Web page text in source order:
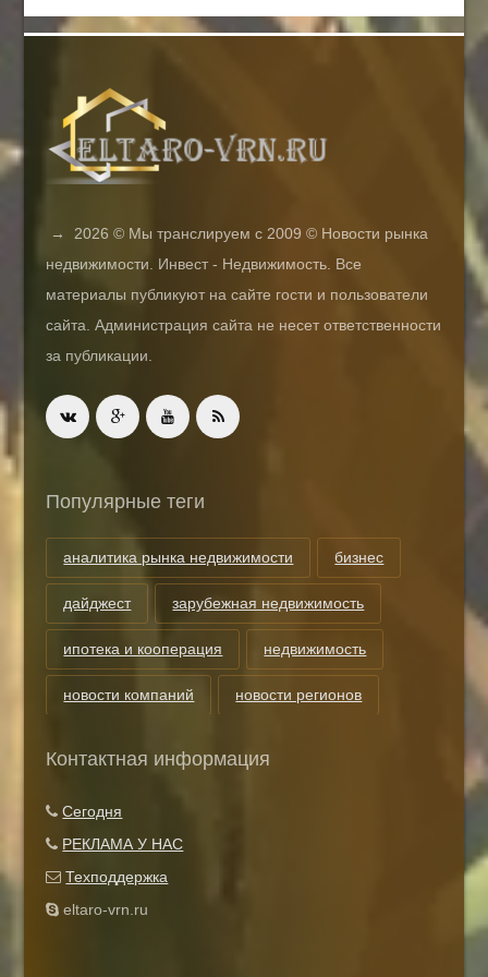
→ 2026 © Мы транслируем с 2009 © Новости рынка
недвижимости. Инвест - Недвижимость. Все
материалы публикуют на сайте гости и пользователи
сайта. Администрация сайта не несет ответственности
за публикации.
Популярные теги
аналитика рынка недвижимости бизнес
дайджест зарубежная недвижимость
ипотека и кооперация недвижимость
новости компаний новости регионов
Контактная информация
Сегодня
РЕКЛАМА У НАС
Техподдержка
eltaro-vrn.ru